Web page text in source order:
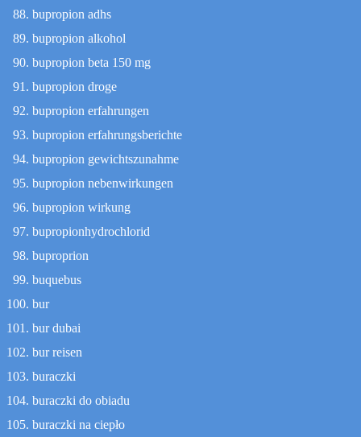
bupropion adhs
bupropion alkohol
bupropion beta 150 mg
bupropion droge
bupropion erfahrungen
bupropion erfahrungsberichte
bupropion gewichtszunahme
bupropion nebenwirkungen
bupropion wirkung
bupropionhydrochlorid
buproprion
buquebus
bur
bur dubai
bur reisen
buraczki
buraczki do obiadu
buraczki na ciepło